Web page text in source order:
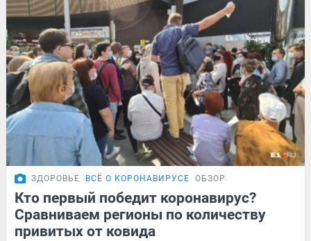
ЗДОРОВЬЕ ВСЁ О КОРОНАВИРУСЕ ОБЗОР
Кто первый победит коронавирус?
Сравниваем регионы по количеству
привитых от ковида